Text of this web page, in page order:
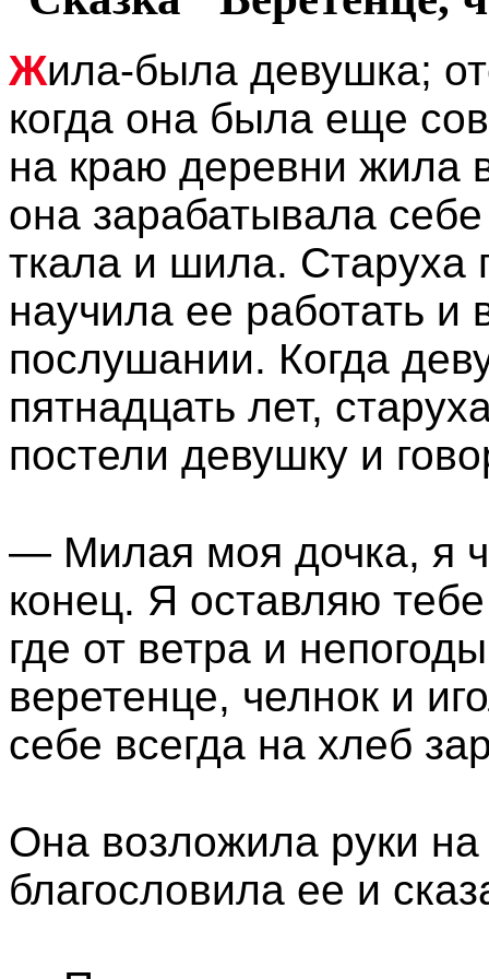
Жила-была девушка;
когда она была еще
на краю деревни жила
она зарабатывала
ткала и шила. Старуха
научила ее работать и
послушании. Когда
пятнадцать лет,
постели девушку и
— Милая моя дочка, я
конец. Я оставляю
где от ветра и
веретенце, челнок и
себе всегда на хлеб
Она возложила руки на
благословила ее и